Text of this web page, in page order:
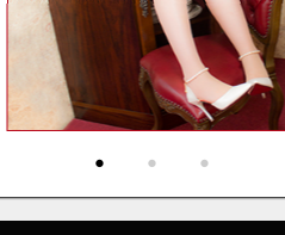
・ ・ ・